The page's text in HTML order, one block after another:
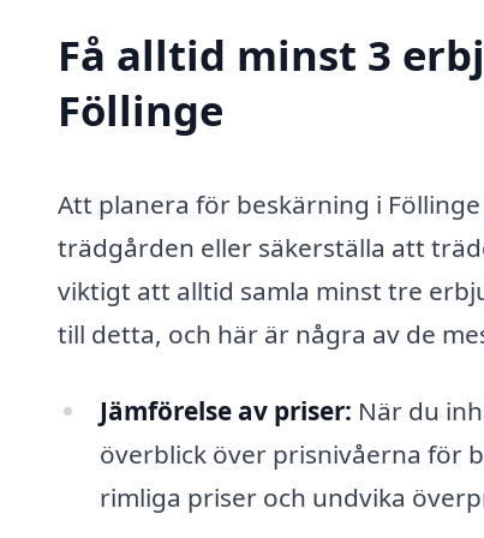
Få alltid minst 3
Föllinge
Att planera för beskärning i
trädgården eller säkerställa att
viktigt att alltid samla minst tre
till detta, och här är några av de
Jämförelse av priser: När du
överblick över prisnivåerna för
rimliga priser och undvika